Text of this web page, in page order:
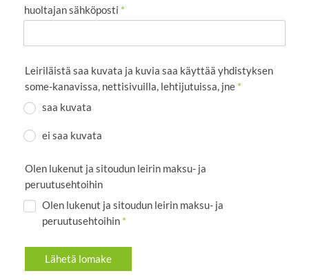
huoltajan sähköposti *
Leiriläistä saa kuvata ja kuvia saa käyttää yhdistyksen
some-kanavissa, nettisivuilla, lehtijutuissa, jne*
saa kuvata
ei saa kuvata
Olen lukenut ja sitoudun leirin maksu- ja
peruutusehtoihin
Olen lukenut ja sitoudun leirin maksu- ja
peruutusehtoihin*
Lähetä lomake